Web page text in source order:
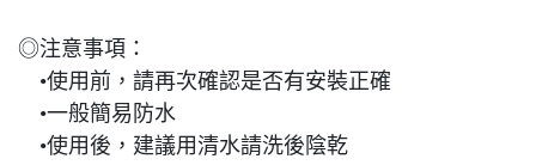
◎注意事項：
•使用前，請再次確認是否有安裝正確
•一般簡易防水
•使用後，建議用清水請洗後陰乾